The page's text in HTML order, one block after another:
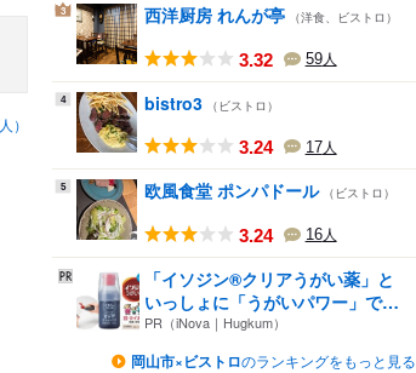
人）
3 西洋厨房 れんが亭 （洋食、ビストロ）
3.32 59人
4 bistro3 （ビストロ）
3.24 17人
5 欧風食堂 ポンパドール （ビストロ）
3.24 16人
「イソジン®クリアうがい薬」と
いっしょに「うがいパワー」で
一...
PR（iNova｜Hugkum）
岡山市×ビストロのランキングをもっと見る